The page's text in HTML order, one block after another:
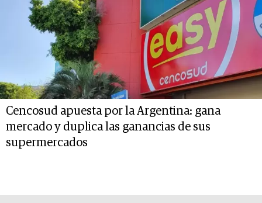
Cencosud apuesta por la Argentina: gana
mercado y duplica las ganancias de sus
supermercados